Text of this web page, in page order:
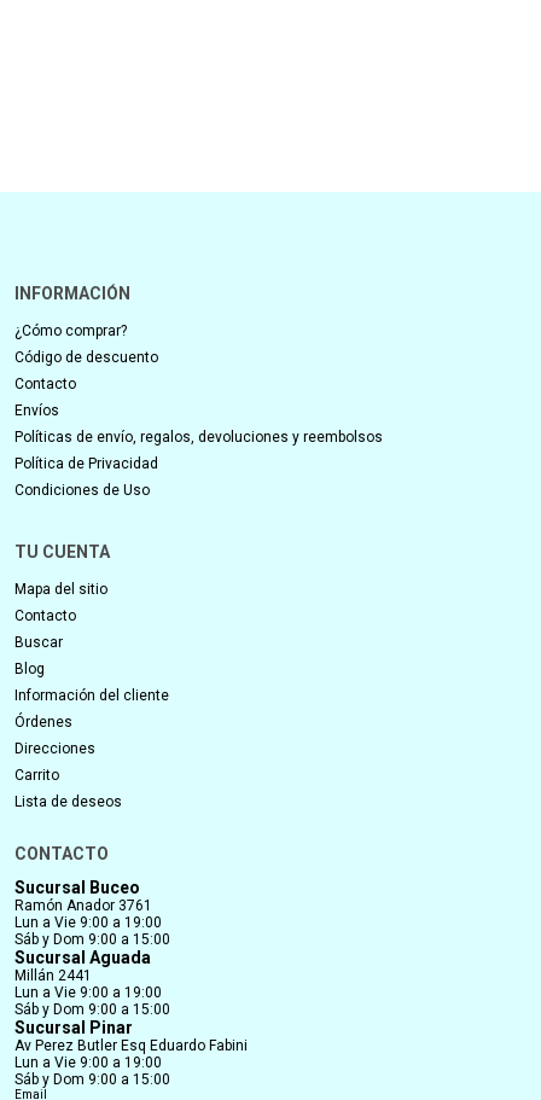
INFORMACIÓN
¿Cómo comprar?
Código de descuento
Contacto
Envíos
Políticas de envío, regalos, devoluciones y reembolsos
Política de Privacidad
Condiciones de Uso
TU CUENTA
Mapa del sitio
Contacto
Buscar
Blog
Información del cliente
Órdenes
Direcciones
Carrito
Lista de deseos
CONTACTO
Sucursal Buceo
Ramón Anador 3761
Lun a Vie 9:00 a 19:00
Sáb y Dom 9:00 a 15:00
Sucursal Aguada
Millán 2441
Lun a Vie 9:00 a 19:00
Sáb y Dom 9:00 a 15:00
Sucursal Pinar
Av Perez Butler Esq Eduardo Fabini
Lun a Vie 9:00 a 19:00
Sáb y Dom 9:00 a 15:00
Email